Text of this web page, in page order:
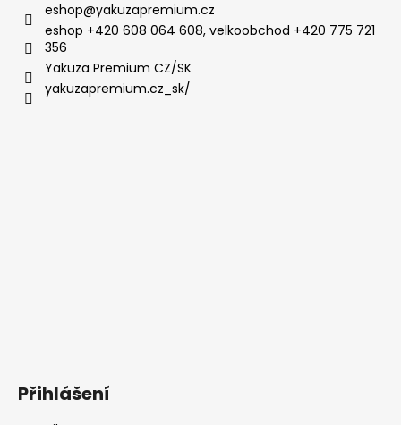
eshop@yakuzapremium.cz
eshop +420 608 064 608, velkoobchod +420 775 721
356
Yakuza Premium CZ/SK
yakuzapremium.cz_sk/
Přihlášení